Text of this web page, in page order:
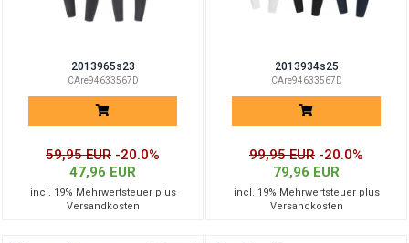
2013965s23
CAre94633567D
59,95 EUR -20.0%
47,96 EUR
incl. 19% Mehrwertsteuer plus
Versandkosten
2013934s25
CAre94633567D
99,95 EUR -20.0%
79,96 EUR
incl. 19% Mehrwertsteuer plus
Versandkosten